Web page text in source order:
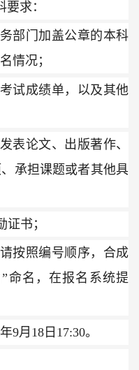
要求：
部门加盖公章的本科
情况；
试成绩单，以及其他
表论文、出版著作、
承担课题或者其他具
书；
按照编号顺序， 合成
命名，在报名系统提
年9月 18 日 17:30。